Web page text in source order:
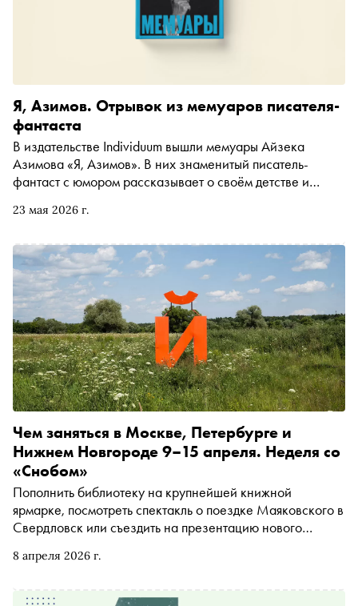
23 мая 2026 г.
Я, Азимов. Отрывок из мемуаров писателя-
фантаста
В издательстве Individuum вышли мемуары Айзека
Азимова «Я, Азимов». В них знаменитый писатель-
фантаст с юмором рассказывает о своём детстве и
с дочерью. «Сноб» публикует отрывок
8 апреля 2026 г.
Чем заняться в Москве, Петербурге и
Нижнем Новгороде 9–15 апреля. Неделя со
«Снобом»
Пополнить библиотеку на крупнейшей книжной
ярмарке, посмотреть спектакль о поездке Маяковского в
Свердловск или съездить на презентацию нового
куда сходить на ближайшей неделе